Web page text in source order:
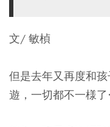
文/ 敏楨
但是去年又再度和
遊，一切都不一様